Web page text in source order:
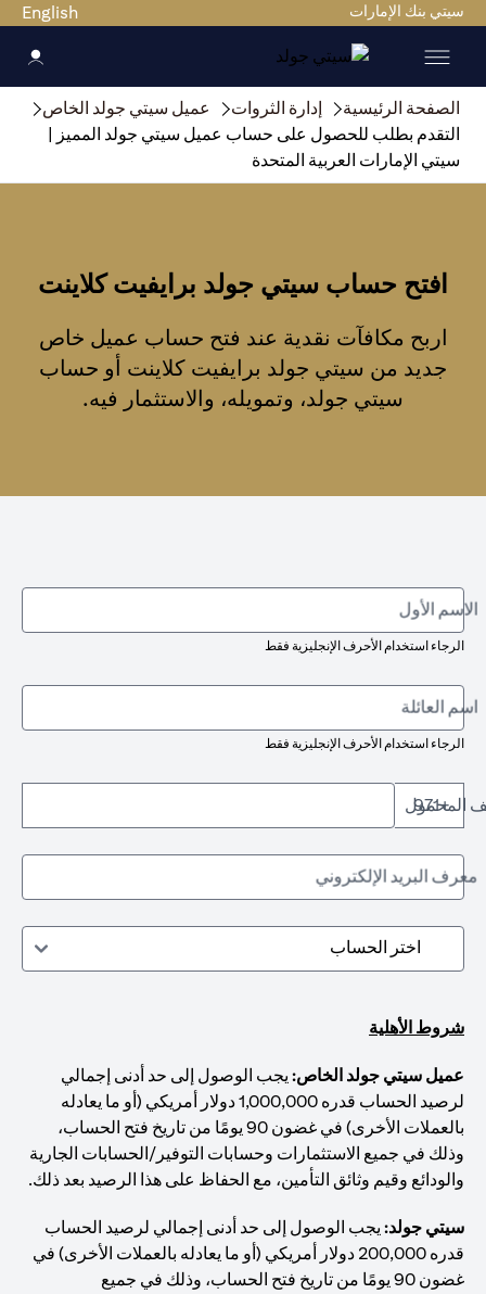
سيتي بنك الإمارات English
الصفحة الرئيسية إدارة الثروات
عميل سيتي جولد الخاص
التقدم بطلب للحصول على حساب عميل سيتي جولد المميز |
سيتي الإمارات العربية المتحدة
افتح حساب سيتي جولد برايفيت كلاينت
اربح مكافآت نقدية عند فتح حساب عميل خاص
جديد من سيتي جولد برايفيت كلاينت أو حساب
سيتي جولد، وتمويله، والاستثمار فيه.
الرجاء استخدام الأحرف الإنجليزية فقط
الاسم الأول
الرجاء استخدام الأحرف الإنجليزية فقط
اسم العائلة
+971
المحمول
معرف البريد الإلكتروني
شروط الأهلية
عميل سيتي جولد الخاص: يجب الوصول إلى حد أدنى إجمالي
لرصيد الحساب قدره 1,000,000 دولار أمريكي (أو ما يعادله
بالعملات الأخرى) في غضون 90 يومًا من تاريخ فتح الحساب،
وذلك في جميع الاستثمارات وحسابات التوفير/الحسابات الجارية
والودائع وقيم وثائق التأمين، مع الحفاظ على هذا الرصيد بعد ذلك.
سيتي جولد: يجب الوصول إلى حد أدنى إجمالي لرصيد الحساب
قدره 200,000 دولار أمريكي (أو ما يعادله بالعملات الأخرى) في
غضون 90 يومًا من تاريخ فتح الحساب، وذلك في جميع